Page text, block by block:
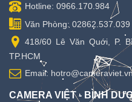
Hotline: 0966.170.984
Văn Phòng: 02862.537.039
418/60 Lê Văn Quới, P.
TP.HCM
Email:
CAMERA VIỆT - BÌNH